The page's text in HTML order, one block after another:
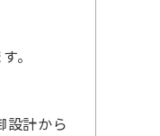
。
設計から